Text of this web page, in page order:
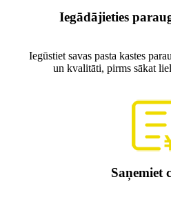
Iegādājieties
Iegūstiet savas pasta kastes
un kvalitāti, pirms sākat
Saņemiet